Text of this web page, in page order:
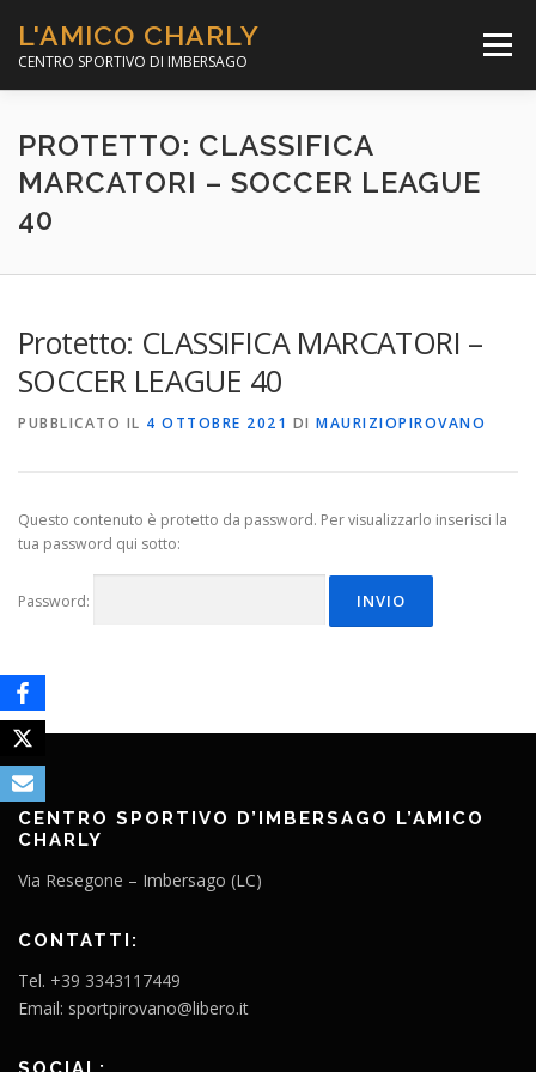
contenuto
L'AMICO CHARLY
CENTRO SPORTIVO DI IMBERSAGO
Menù
LA SOCCER LEAGUE CORSO CALCIO A 5
PER IL SOCIALE
PROTETTO: CLASSIFICA
MARCATORI – SOCCER LEAGUE
40
Protetto: CLASSIFICA MARCATORI –
SOCCER LEAGUE 40
PUBBLICATO IL 4 OTTOBRE 2021 DI MAURIZIOPIROVANO
Questo contenuto è protetto da password. Per visualizzarlo inserisci la
tua password qui sotto:
Password:
CENTRO SPORTIVO D’IMBERSAGO L’AMICO
CHARLY
Via Resegone – Imbersago (LC)
CONTATTI:
Tel. +39 3343117449
Email: sportpirovano@libero.it